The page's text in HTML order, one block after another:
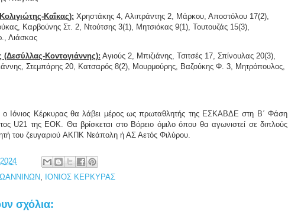
Καΐκας): Χρηστάκης 4, Αλιπράντης 2, Μάρκου, Αποστόλου 17(2),
Καρβούνης Στ. 2, Ντούτσης 3(1), Μητσιόκας 9(1), Τουτουζάς 15(3),
Λιάσκας
(Δεσύλλας-Κοντογιάννης): Αγιούς 2, Μπιζιάνης, Τσιτσές 17, Σπίνουλας 20(3),
Στεμπάρης 20, Κατσαρός 8(2), Μουρμούρης, Βαζούκης Φ. 3, Μητρόπουλος,
ο Ιόνιος Κέρκυρας θα λάβει μέρος ως πρωταθλητής της ΕΣΚΑΒΔΕ στη Β΄ Φάση
U21 της ΕΟΚ. Θα βρίσκεται στο Βόρειο όμιλο όπου θα αγωνιστεί σε διπλούς
του ζευγαριού ΑΚΠΚ Νεάπολη ή ΑΣ Αετός Φιλύρου.
, ΙΟΝΙΟΣ ΚΕΡΚΥΡΑΣ
σχόλια: